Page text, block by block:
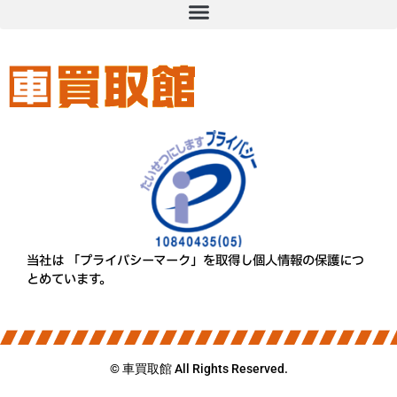
当社は 「プライバシーマーク」を取得し個人情報の保護につ
とめています。
© 車買取館 All Rights Reserved.